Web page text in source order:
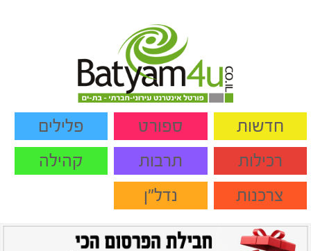
חדשות ספורט
פלילים
רכילות
תרבות
קהילה
צרכנות
נדל"ן